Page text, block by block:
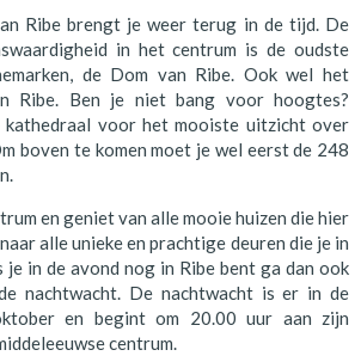
Ribe brengt je weer terug in de tijd. De
in het centrum is de oudste
de Dom van Ribe. Ook wel het
Ribe. Ben je niet bang voor hoogtes?
kathedraal voor het mooiste uitzicht over
boven te komen moet je wel eerst de 248
en geniet van alle mooie huizen die hier
alle unieke en prachtige deuren die je in
je in de avond nog in Ribe bent ga dan ook
nachtwacht. De nachtwacht is er in de
en begint om 20.00 uur aan zijn
centrum.